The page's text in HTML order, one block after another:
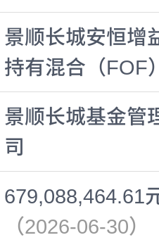
景顺长城安恒增
持有混合（FOF
景顺长城基金管
司
679,088,464.61
（2026-06-30）